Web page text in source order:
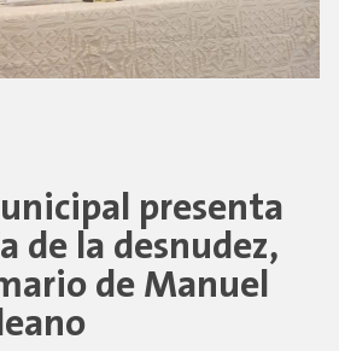
presenta
de la desnudez,
de Manuel